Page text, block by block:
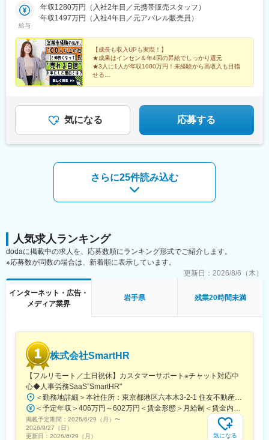
・大手BtoB企業を中心に多様な業界案件へ携われ、提案力やコン
サルティング力を磨けます。
当でき、PM経験をさらに上流へ発展させられます。
変更の範囲：会社の定める業務
札幌オフィス北海道札幌市中央区南一条東1丁目3番 パークイース
ト札幌ビル8F■中部支店愛知県名古屋市中村区名駅3丁目22-8 大
中部一円■九州支店福岡県福岡市博多区祇園町4-2 博多祇園
BLDG.2F※営業先は熊本県、長崎県、広島県、山口県などを含む
九州中国一円■沖縄オフィス沖縄県那覇市泉崎1-10-18
M.BALANCE那覇泉崎8F■宮城オフィス10/19(月)オープン予定宮
城県仙台市青葉区中央2-8-13 大和証券仙台ビル8F※営業先は青森
駅、八丁堀駅(東京都)、西４丁目駅、名鉄名古屋駅、博多駅、壺川
駅、あおば通駅
給与
年収1280万円（入社2年目／元携帯販売スタッフ）
年収1497万円（入社4年目／元アパレル販売員）
【成長も収入UPも実現！】
★成果はインセン＆年4回の昇給でしっかり還元
★3人に1人が年収1000万円！未経験から高収入も目指
せる
気になる 応募する
さらに25件読み込む
人気求人ランキング
dodaに掲載中の求人を、応募数順にランキング形式でご紹介します。
※応募数が同数の場合は、新着順に表示しています。
更新日： 2026/8/6（木）
インターネット・広告・
メディア業界
岩手県 残業20時間未満
株式会社SmartHR
【フルリモート／土日祝休】カスタマーサポート※チャット対応中
心◆人事労務SaaS”SmartHR"
掲載予定期間： 2026/6/29（月） 〜
2026/9/27（日）
更新日： 2026/6/29（月） 気になる